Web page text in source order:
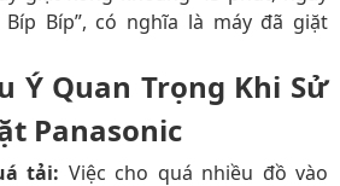
Bíp”, có nghĩa là máy đã giặt
Ý Quan Trọng Khi Sử
Panasonic
tải: Việc cho quá nhiều đồ vào